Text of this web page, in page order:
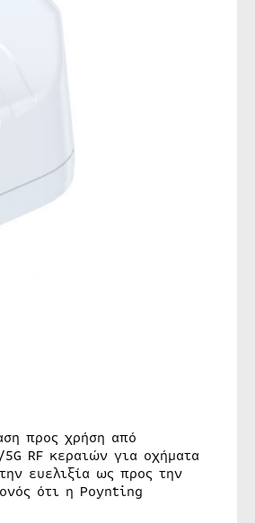
προς χρήση από
RF κεραιών για οχήματα
ευελιξία ως προς την
ότι η Poynting